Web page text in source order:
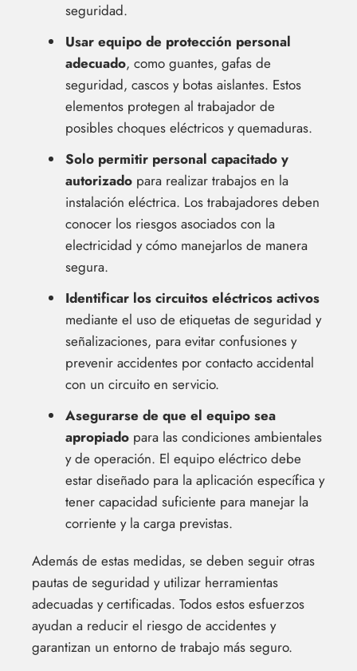
seguridad.
Usar equipo de protección personal
adecuado, como guantes, gafas de
seguridad, cascos y botas aislantes. Estos
elementos protegen al trabajador de
posibles choques eléctricos y quemaduras.
Solo permitir personal capacitado y
autorizado para realizar trabajos en la
instalación eléctrica. Los trabajadores deben
conocer los riesgos asociados con la
electricidad y cómo manejarlos de manera
segura.
Identificar los circuitos eléctricos activos
mediante el uso de etiquetas de seguridad y
señalizaciones, para evitar confusiones y
prevenir accidentes por contacto accidental
con un circuito en servicio.
Asegurarse de que el equipo sea
apropiado para las condiciones ambientales
y de operación. El equipo eléctrico debe
estar diseñado para la aplicación específica y
tener capacidad suficiente para manejar la
corriente y la carga previstas.
Además de estas medidas, se deben seguir otras
pautas de seguridad y utilizar herramientas
adecuadas y certificadas. Todos estos esfuerzos
ayudan a reducir el riesgo de accidentes y
garantizan un entorno de trabajo más seguro.